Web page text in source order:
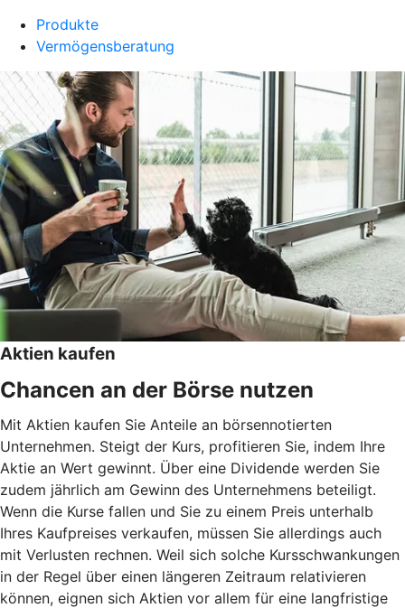
Produkte
Vermögensberatung
Aktien kaufen
Chancen an der Börse nutzen
Mit Aktien kaufen Sie Anteile an börsennotierten
Unternehmen. Steigt der Kurs, profitieren Sie, indem Ihre
Aktie an Wert gewinnt. Über eine Dividende werden Sie
zudem jährlich am Gewinn des Unternehmens beteiligt.
Wenn die Kurse fallen und Sie zu einem Preis unterhalb
Ihres Kaufpreises verkaufen, müssen Sie allerdings auch
mit Verlusten rechnen. Weil sich solche Kursschwankungen
in der Regel über einen längeren Zeitraum relativieren
können, eignen sich Aktien vor allem für eine langfristige